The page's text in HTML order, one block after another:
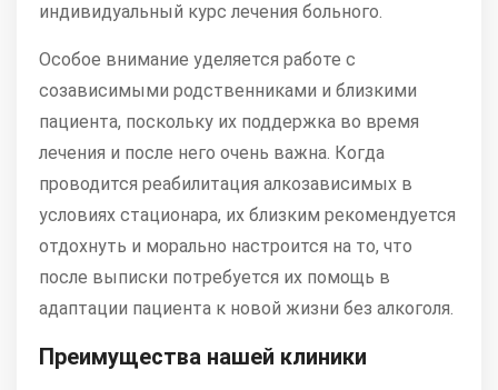
индивидуальный курс лечения больного.
Особое внимание уделяется работе с
созависимыми родственниками и близкими
пациента, поскольку их поддержка во время
лечения и после него очень важна. Когда
проводится реабилитация алкозависимых в
условиях стационара, их близким рекомендуется
отдохнуть и морально настроится на то, что
после выписки потребуется их помощь в
адаптации пациента к новой жизни без алкоголя.
Преимущества нашей клиники